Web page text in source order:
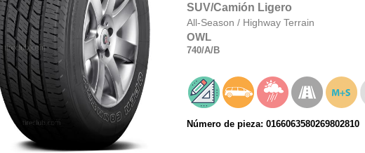
SUV/Camión Ligero
All-Season / Highway Terrain
OWL
740/A/B
Número de pieza: 0166063580269802810